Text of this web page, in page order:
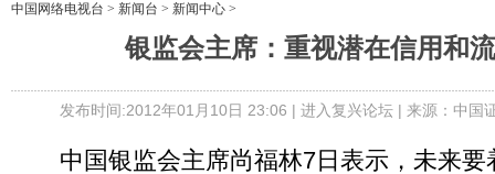
中国网络电视台 > 新闻台 > 新闻中心 >
银监会主席：重视潜在信用和
发布时间:2012年01月10日 23:06 | 进入复兴论坛| 来源：中国
中国银监会主席尚福林7日表示，未来要